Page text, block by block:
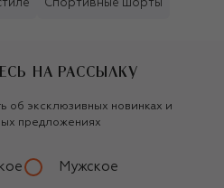
Спортивные шорты
НА РАССЫЛКУ
об эксклюзивных новинках и
предложениях
Мужское